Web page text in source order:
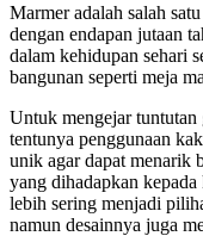
Marmer adalah salah
dengan endapan jutaan
dalam kehidupan sehari
bangunan seperti meja
Untuk mengejar tuntutan
tentunya penggunaan
unik agar dapat menarik
yang dihadapkan
lebih sering menjadi
namun desainnya juga